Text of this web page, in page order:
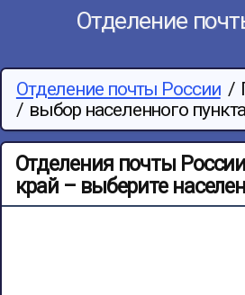
Отделение
Отделение почты России /
/ выбор населенного
Отделения почты
край – выберите